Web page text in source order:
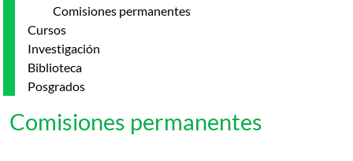
Comisiones permanentes
Cursos
Investigación
Biblioteca
Posgrados
Comisiones permanentes